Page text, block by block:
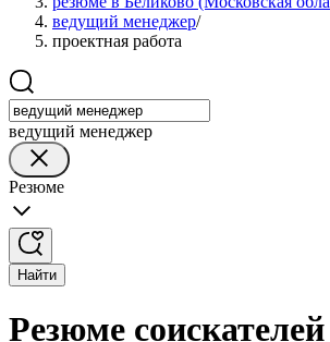
ведущий менеджер/
проектная работа
ведущий менеджер
Резюме
Найти
Резюме